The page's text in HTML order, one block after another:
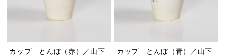
カップ とんぼ（赤）／山下
カップ とんぼ（青）／山下